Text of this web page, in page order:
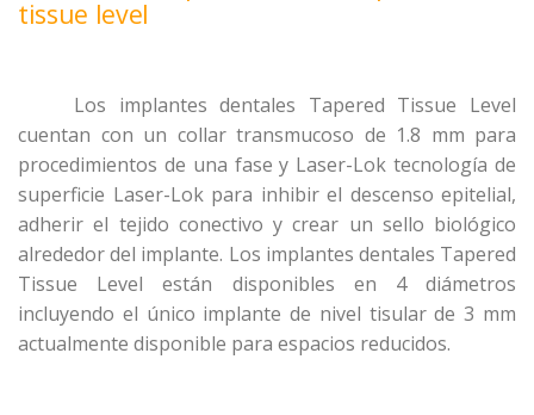
tissue level
Los implantes dentales Tapered Tissue Level
cuentan con un collar transmucoso de 1.8 mm para
procedimientos de una fase y Laser-Lok tecnología de
superficie Laser-Lok para inhibir el descenso epitelial,
adherir el tejido conectivo y crear un sello biológico
alrededor del implante. Los implantes dentales Tapered
Tissue Level están disponibles en 4 diámetros
incluyendo el único implante de nivel tisular de 3 mm
actualmente disponible para espacios reducidos.